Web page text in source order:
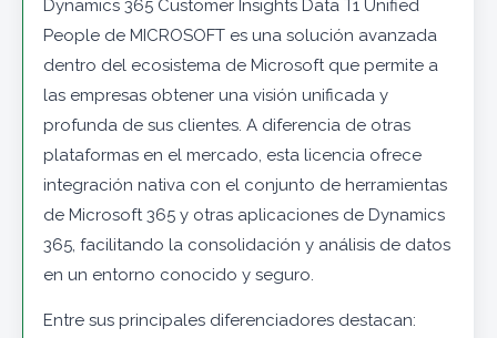
Dynamics 365 Customer Insights Data T1 Unified
People de MICROSOFT es una solución avanzada
dentro del ecosistema de Microsoft que permite a
las empresas obtener una visión unificada y
profunda de sus clientes. A diferencia de otras
plataformas en el mercado, esta licencia ofrece
integración nativa con el conjunto de herramientas
de Microsoft 365 y otras aplicaciones de Dynamics
365, facilitando la consolidación y análisis de datos
en un entorno conocido y seguro.
Entre sus principales diferenciadores destacan: